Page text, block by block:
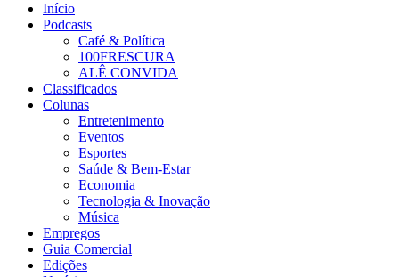
Início
Podcasts
Café & Política
100FRESCURA
ALÊ CONVIDA
Classificados
Colunas
Entretenimento
Eventos
Esportes
Saúde & Bem-Estar
Economia
Tecnologia & Inovação
Música
Empregos
Guia Comercial
Edições